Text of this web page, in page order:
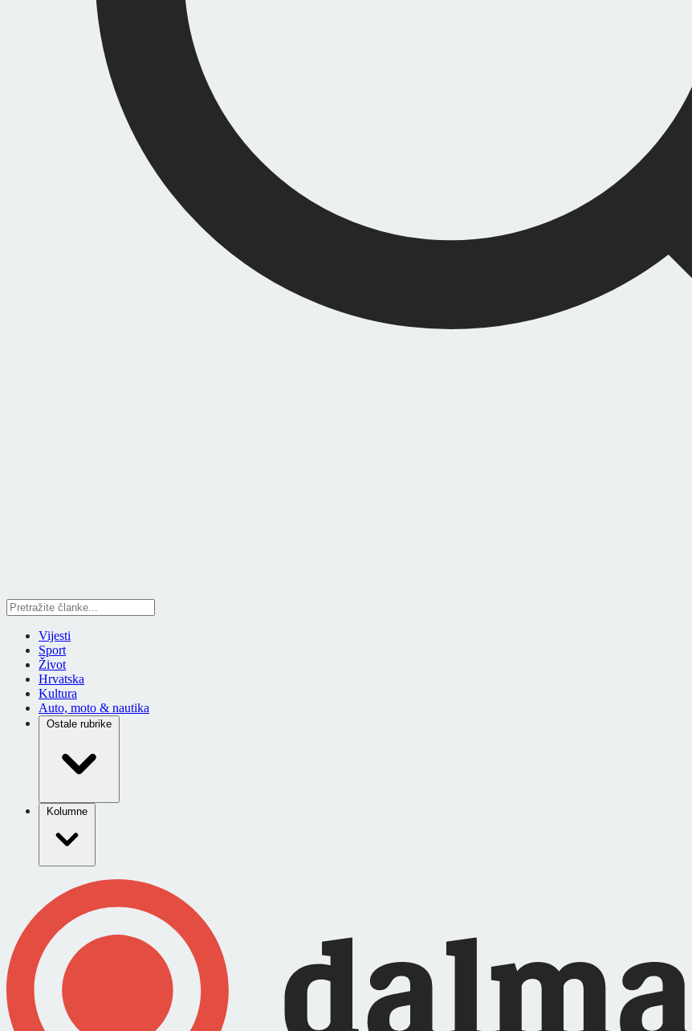
Vijesti
Sport
Život
Hrvatska
Kultura
Auto, moto & nautika
Ostale rubrike
Kolumne